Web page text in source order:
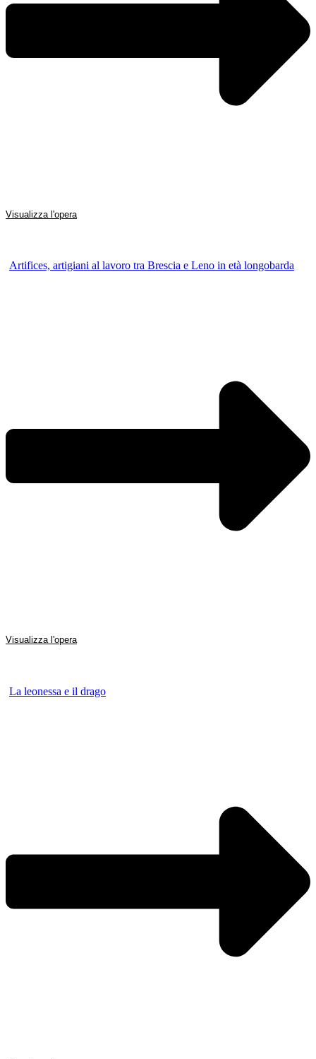
Visualizza l'opera
Artifices, artigiani al lavoro tra Brescia e Leno in età longobarda
Visualizza l'opera
La leonessa e il drago